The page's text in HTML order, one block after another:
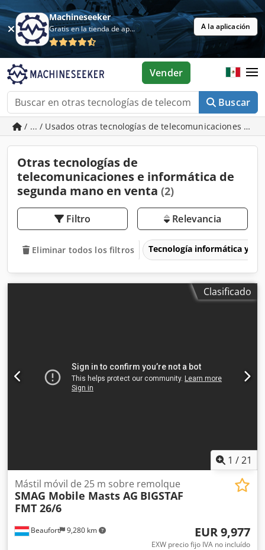
Machineseeker
Gratis en la tienda de aplicaciones A la aplicación
Buscar
Vender
/ ... / Usados otras tecnologías de telecomunicaciones e
Otras tecnologías de
telecomunicaciones e informática de
segunda mano en venta (2)
Filtro Relevancia
Eliminar todos los filtros Tecnología informática y
Clasificado
1 /21
Beaufort 9,280 km
Mástil móvil de 25 m sobre remolque
SMAG Mobile Masts AG BIGSTAF
FMT 26/6
EUR 9,977
EXW precio fijo IVA no incluído